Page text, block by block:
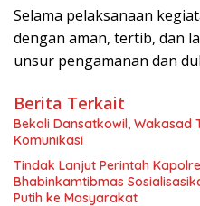
Selama pelaksanaan
dengan aman, tertib, dan
unsur pengamanan dan
Berita Terkait
Bekali Dansatkowil, Wakasad
Komunikasi
Tindak Lanjut Perintah
Bhabinkamtibmas
Putih ke Masyarakat